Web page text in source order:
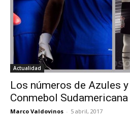
Actualidad
Los números de Azules
Conmebol Sudamericana
Marco Valdovinos - 5 abril, 2017